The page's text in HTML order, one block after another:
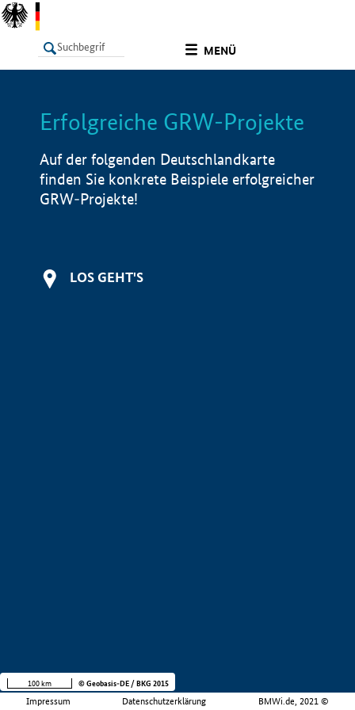
MENÜ
LISTE Info
Erfolgreiche GRW-Projekte
Auf der folgenden Deutschlandkarte
finden Sie konkrete Beispiele erfolgreicher
GRW-Projekte!
LOS GEHT'S
Impressum Datenschutzerklärung BMWi.de, 2021 ©
100 km © Geobasis-DE / BKG 2015